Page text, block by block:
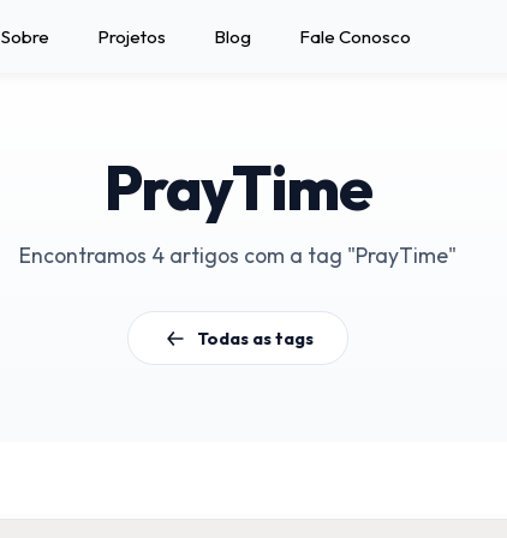
Sobre Projetos Blog Fale Conosco
PrayTime
Encontramos 4 artigos com a tag "PrayTime"
Todas as tags